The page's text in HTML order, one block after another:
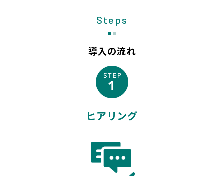
Steps
導入の流れ
ヒアリング